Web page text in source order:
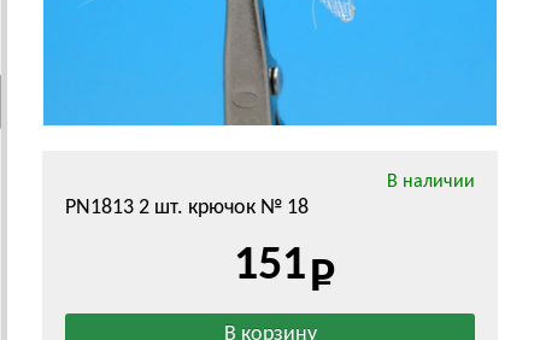
В наличии
PN1813 2 шт. крючок № 18
151